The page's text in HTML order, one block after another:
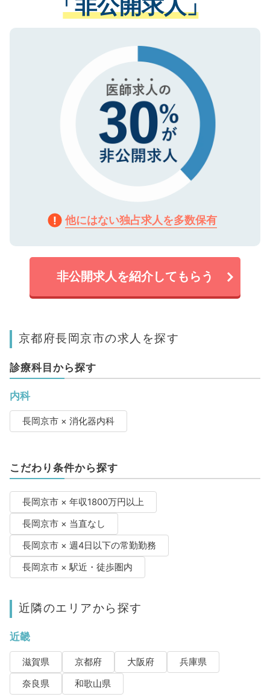
る、プライバシーマークを取得済みです。
で、機密保持に関してもご安心ください。
ない方には、長期的なサポートが可能です
ので、まずはご登録ください。
他にはない独占求人を多数保有
非公開求人を紹介してもらう
京都府長岡京市の求人を探す
診療科目から探す
内科
長岡京市 × 消化器内科
こだわり条件から探す
長岡京市 × 年収1800万円以上
長岡京市 × 当直なし
長岡京市 × 週4日以下の常勤勤務
長岡京市 × 駅近・徒歩圏内
近隣のエリアから探す
近畿
滋賀県 京都府 大阪府
兵庫県
奈良県
和歌山県